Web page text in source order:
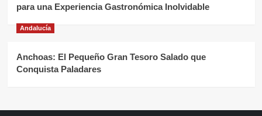
para una Experiencia Gastronómica Inolvidable
Andalucía
Anchoas: El Pequeño Gran Tesoro Salado que
Conquista Paladares